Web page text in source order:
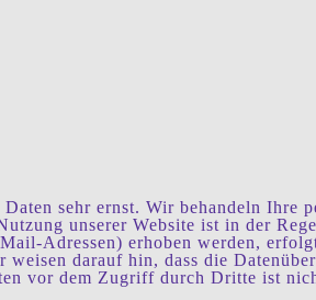
sehr ernst. Wir behandeln Ihre
unserer Website ist in der
Adressen) erhoben werden,
darauf hin, dass die
vor dem Zugriff durch Dritte ist